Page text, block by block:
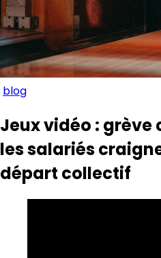
blog
Jeux vidéo : grève
les salariés
départ collectif